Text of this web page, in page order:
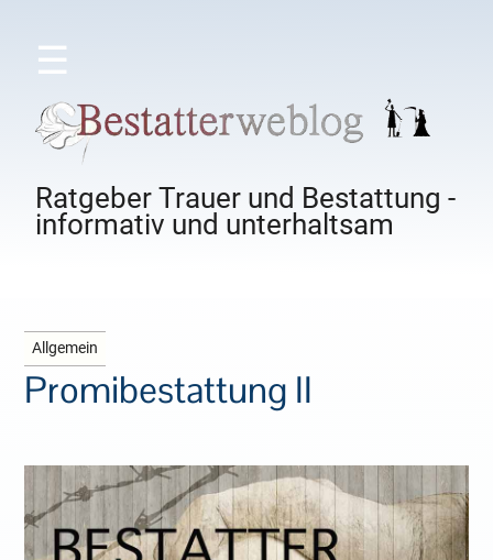
☰
Ratgeber Trauer und Bestattung -
informativ und unterhaltsam
Allgemein
Promibestattung II